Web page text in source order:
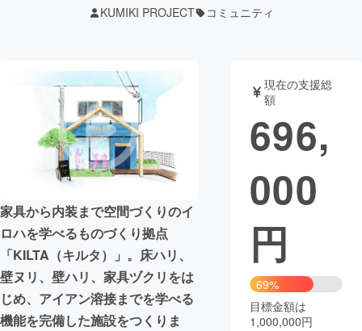
テクノロジー・ガジェット
映像・映画 書籍・雑誌
チャレンジ
まちづくり・地域活性化
CAMPFIRE for Social Good
CAMPFIRE Creation
CAMPFIREふるさと納税machi-ya コミュニティ
KUMIKI PROJECT コミュニティ
家具から内装まで空間づくりのイ
ロハを学べるものづくり拠点
「KILTA（キルタ）」。床ハリ、
壁ヌリ、壁ハリ、家具ヅクリをは
じめ、アイアン溶接までを学べる
機能を完備した施設をつくりま
現在の支援総
額
696,
000
円
69%
目標金額は
1,000,000円